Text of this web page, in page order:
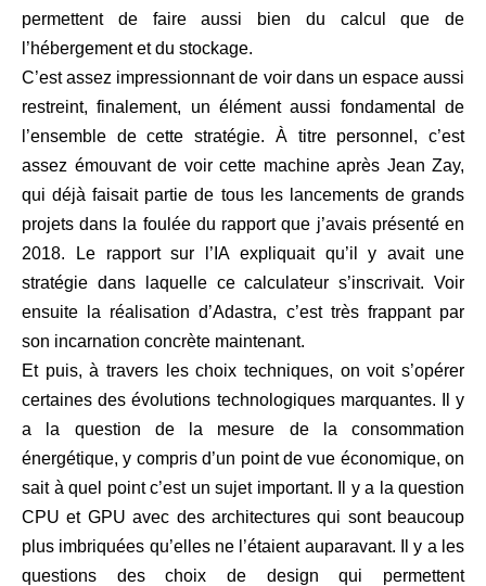
permettent de faire aussi bien du calcul que de
l’hébergement et du stockage.
C’est assez impressionnant de voir dans un espace aussi
restreint, finalement, un élément aussi fondamental de
l’ensemble de cette stratégie. À titre personnel, c’est
assez émouvant de voir cette machine après Jean Zay,
qui déjà faisait partie de tous les lancements de grands
projets dans la foulée du rapport que j’avais présenté en
2018. Le rapport sur l’IA expliquait qu’il y avait une
stratégie dans laquelle ce calculateur s’inscrivait. Voir
ensuite la réalisation d’Adastra, c’est très frappant par
son incarnation concrète maintenant.
Et puis, à travers les choix techniques, on voit s’opérer
certaines des évolutions technologiques marquantes. Il y
a la question de la mesure de la consommation
énergétique, y compris d’un point de vue économique, on
sait à quel point c’est un sujet important. Il y a la question
CPU et GPU avec des architectures qui sont beaucoup
plus imbriquées qu’elles ne l’étaient auparavant. Il y a les
questions des choix de design qui permettent